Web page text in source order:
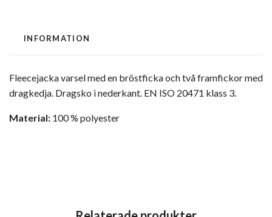
INFORMATION
Fleecejacka varsel med en bröstficka och två framfickor med
dragkedja. Dragsko i nederkant. EN ISO 20471 klass 3.
Material: 100 % polyester